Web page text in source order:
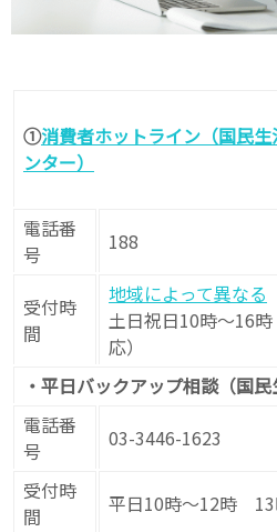
①消費者ホットライン（国民
ンター）
電話番
号
188
受付時
間
地域によって異なる
土日祝日10時〜16
応）
・平日バックアップ相談（国民
電話番
号
03-3446-1623
受付時
間
平日10時〜12時 13